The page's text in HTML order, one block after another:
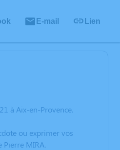
E-mail Lien
à Aix-en-Provence.
ou exprimer vos
MIRA.